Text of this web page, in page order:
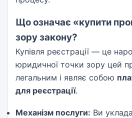
Що означає «купити
зору закону?
Купівля реєстрації — це
юридичної точки зору цей
легальним і являє собою
для реєстрації.
Механізм послуги: Ви